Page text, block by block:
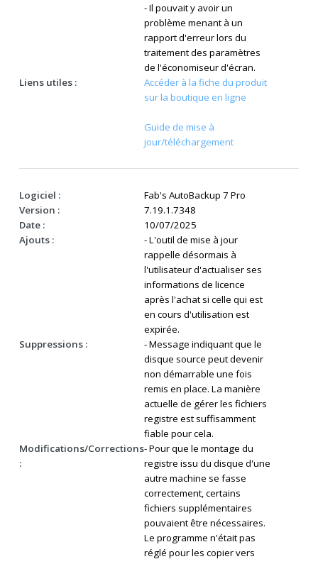
- Il pouvait y avoir un
problème menant à un
rapport d'erreur lors du
traitement des paramètres
de l'économiseur d'écran.
Liens utiles :
Accéder à la fiche du produit
sur la boutique en ligne
Guide de mise à
jour/téléchargement
Logiciel :
Fab's AutoBackup 7 Pro
Version :
7.19.1.7348
Date :
10/07/2025
Ajouts :
- L'outil de mise à jour
rappelle désormais à
l'utilisateur d'actualiser ses
informations de licence
après l'achat si celle qui est
en cours d'utilisation est
expirée.
Suppressions :
- Message indiquant que le
disque source peut devenir
non démarrable une fois
remis en place. La manière
actuelle de gérer les fichiers
registre est suffisamment
fiable pour cela.
Modifications/Corrections
:
- Pour que le montage du
registre issu du disque d'une
autre machine se fasse
correctement, certains
fichiers supplémentaires
pouvaient être nécessaires.
Le programme n'était pas
réglé pour les copier vers